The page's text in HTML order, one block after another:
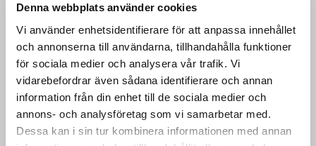
Denna webbplats använder cookies
Vi använder enhetsidentifierare för att anpassa innehållet
och annonserna till användarna, tillhandahålla funktioner
för sociala medier och analysera vår trafik. Vi
vidarebefordrar även sådana identifierare och annan
information från din enhet till de sociala medier och
annons- och analysföretag som vi samarbetar med.
Dessa kan i sin tur kombinera informationen med annan
verschillende materialen en diktes op
voorraad. Multiplex, OSB, hardboard en
board (masonite).
Nieuwe OSB-kappen 600×800 mm 8
mm
OSB-deksels worden op de palletkraag